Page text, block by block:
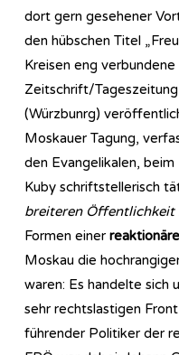
dort gern gesehener
den hübschen Titel
Kreisen eng
Zeitschrift/
(Würzbunrg)
Moskauer Tagung,
den Evangelikalen,
Kuby schriftstellerisch
breiteren Öffentlichkeit
Formen einer
Moskau die
waren: Es handelte sich
sehr rechtslastigen
führender Politiker der